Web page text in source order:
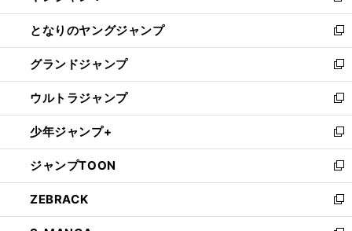
開
く
ン
ド
ウ
で
開
く
ウ
ィ
ン
ド
ウ
で
開
く
し
い
ウ
ィ
ン
ド
ウ
で
開
く
となりのヤングジャンプ
新
し
い
ウ
ィ
ン
ド
ウ
で
開
く
グランドジャンプ
新
し
い
ウ
ィ
ン
ド
ウ
で
開
ウルトラジャンプ
新
し
い
ウ
ィ
ン
ド
ウ
少年ジャンプ+
新
し
い
ウ
ィ
ン
ジャンプTOON
新
し
い
ウ
ZEBRACK
新
し